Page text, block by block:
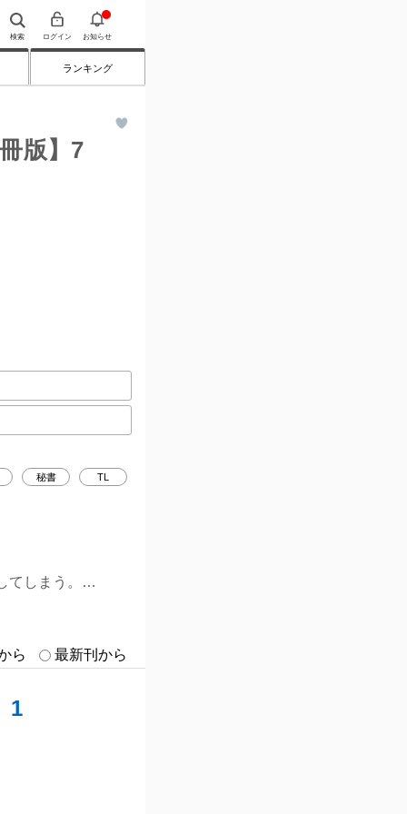
検索 ログイン お知らせ
ランキング
版】7
秘書 TL
しまう。
ら 最新刊から
1